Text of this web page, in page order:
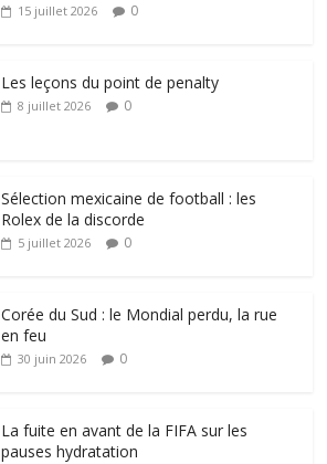
15 juillet 2026 0
Les leçons du point de penalty
8 juillet 2026 0
Sélection mexicaine de football : les
Rolex de la discorde
5 juillet 2026 0
Corée du Sud : le Mondial perdu, la rue
en feu
30 juin 2026 0
La fuite en avant de la FIFA sur les
pauses hydratation